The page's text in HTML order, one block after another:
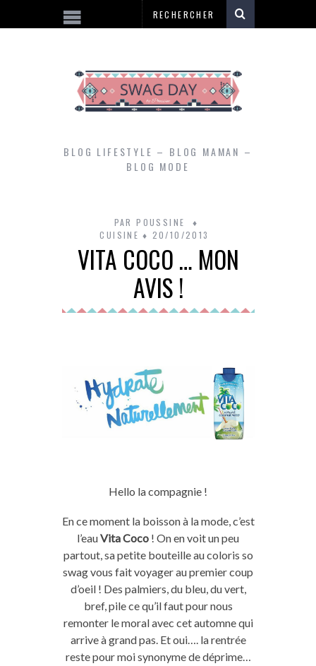
BLOG LIFESTYLE – BLOG MAMAN –
BLOG MODE
PAR POUSSINE
CUISINE
20/10/2013
VITA COCO … MON
AVIS !
Hello la compagnie !
En ce moment la boisson à la mode, c’est
l’eauVita Coco ! On en voit un peu
partout, sa petite bouteille au coloris so
swag vous fait voyager au premier coup
d’oeil ! Des palmiers, du bleu, du vert,
bref, pile ce qu’il faut pour nous
remonter le moral avec cet automne qui
arrive à grand pas. Et oui…. la rentrée
reste pour moi synonyme de déprime…